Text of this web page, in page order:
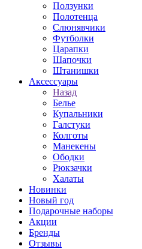
Ползунки
Полотенца
Слюнявчики
Футболки
Царапки
Шапочки
Штанишки
Аксессуары
Назад
Белье
Купальники
Галстуки
Колготы
Манекены
Ободки
Рюкзачки
Халаты
Новинки
Новый год
Подарочные наборы
Акции
Бренды
Отзывы